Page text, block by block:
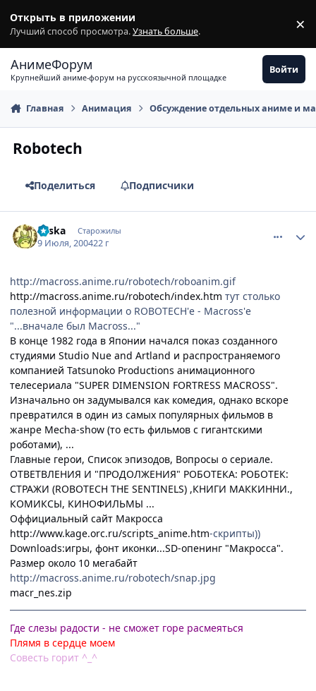
Открыть в приложении
Лучший способ просмотра.Узнать больше. ×
АнимеФорум
Крупнейший аниме-форум на русскоязычной площадке
Войти
Главная Анимация Обсуждение отдельных аниме и
Robotech
Поделиться Подписчики
aliska Старожилы
9 Июля, 200422 г
http://macross.anime.ru/robotech/roboanim.gif
http://macross.anime.ru/robotech/index.htm тут столько
полезной информации о ROBOTECH'е - Macross'е
"...вначале был Macross..."
В конце 1982 года в Японии начался показ созданного
студиями Studio Nue and Artland и распространяемого
компанией Tatsunoko Productions анимационного
телесериала "SUPER DIMENSION FORTRESS MACROSS".
Изначально он задумывался как комедия, однако вскоре
превратился в один из самых популярных фильмов в
жанре Mecha-show (то есть фильмов с гигантскими
роботами), ...
Главные герои, Список эпизодов, Вопросы о сериале.
ОТВЕТВЛЕНИЯ И "ПРОДОЛЖЕНИЯ" РОБОТЕКА: РОБОТЕК:
СТРАЖИ (ROBOTECH THE SENTINELS) ,КНИГИ МАККИННИ.,
КОМИКСЫ, КИНОФИЛЬМЫ ...
Оффициальный сайт Макросса
http://www.kage.orc.ru/scripts_anime.htm-скрипты))
Downloads:игры, фонт иконки...SD-опенинг "Макросса".
Размер около 10 мегабайт
http://macross.anime.ru/robotech/snap.jpg
macr_nes.zip
Где слезы радости - не сможет горе расмеяться
Плямя в сердце моем
Совесть горит ^_^